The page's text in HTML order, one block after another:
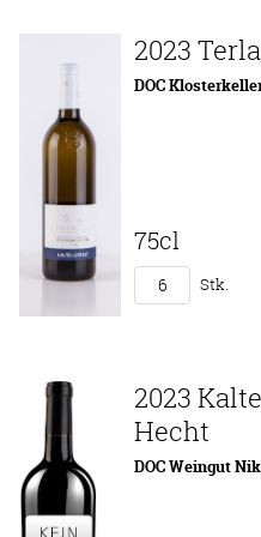
2023
DOC
75cl
Stk.
2023
Hecht
DOC Weingut